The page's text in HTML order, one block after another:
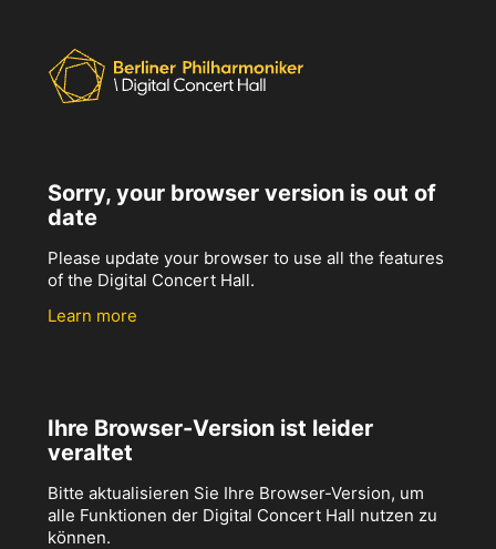
Sorry, your browser version is out of
date
Please update your browser to use all the features
of the Digital Concert Hall.
Learn more
Ihre Browser-Version ist leider
veraltet
Bitte aktualisieren Sie Ihre Browser-Version, um
alle Funktionen der Digital Concert Hall nutzen zu
können.